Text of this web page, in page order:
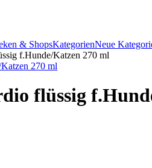
& ShopsKategorienNeue
f.Hunde/Katzen 270 ml
flüssig